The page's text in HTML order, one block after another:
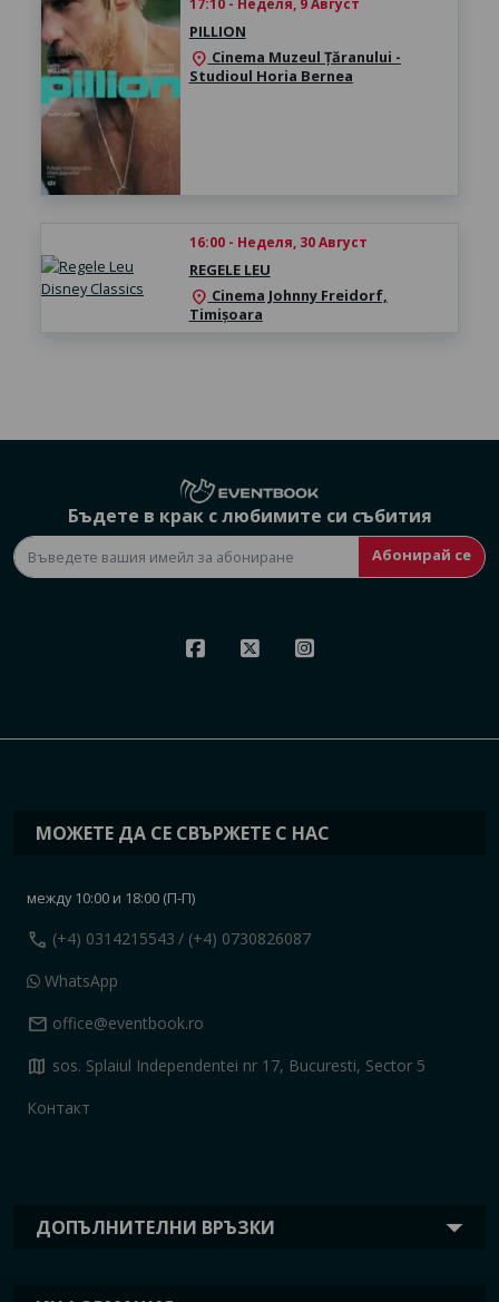
17:10 - Неделя, 9 Август
PILLION
location_on Cinema Muzeul Țăranului -
Studioul Horia Bernea
16:00 - Неделя, 30 Август
REGELE LEU
location_on Cinema Johnny Freidorf,
Timișoara
Бъдете в крак с любимите си събития
Абонирай се
ДОПЪЛНИТЕЛНИ ВРЪЗКИ
МОЖЕТЕ ДА СЕ СВЪРЖЕТЕ С НАС
между 10:00 и 18:00 (П-П)
call (+4) 0314215543 / (+4) 0730826087
WhatsApp
mail office@eventbook.ro
map sos. Splaiul Independentei nr 17, Bucuresti, Sector 5
Контакт